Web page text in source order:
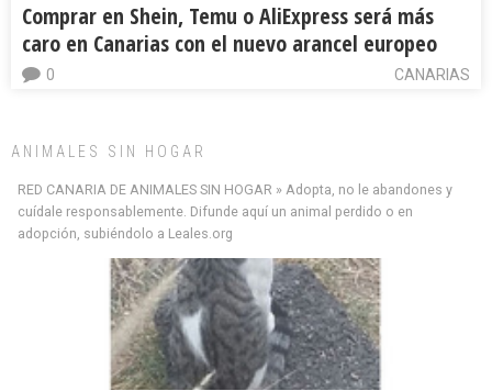
Comprar en Shein, Temu o AliExpress será más
caro en Canarias con el nuevo arancel europeo
CANARIAS
0
ANIMALES SIN HOGAR
RED CANARIA DE ANIMALES SIN HOGAR » Adopta, no le abandones y
cuídale responsablemente. Difunde aquí un animal perdido o en
adopción, subiéndolo a Leales.org